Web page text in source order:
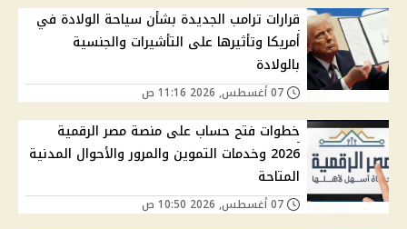
قرارات ترامب الجديدة بشأن سياحة الولادة في
أمريكا وتأثيرها على التأشيرات والجنسية
بالولادة
خطوات فتح حساب على منصة مصر الرقمية
2026 وخدمات التموين والمرور والأحوال المدنية
المتاحة